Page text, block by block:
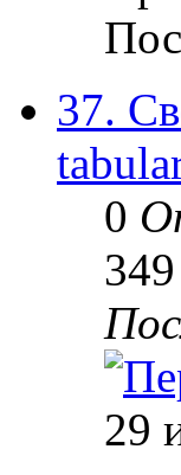
37.
0
349
29